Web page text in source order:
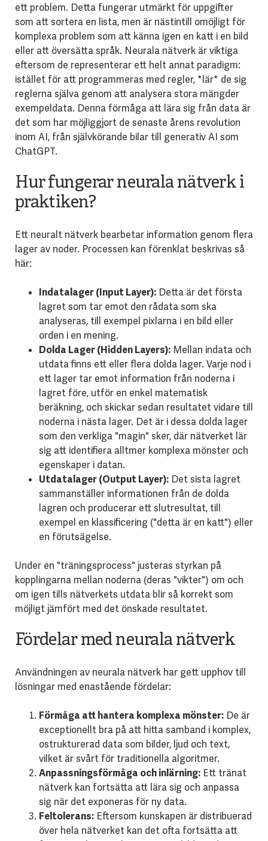
ett problem. Detta fungerar utmärkt för uppgifter
som att sortera en lista, men är nästintill omöjligt för
komplexa problem som att känna igen en katt i en bild
eller att översätta språk. Neurala nätverk är viktiga
eftersom de representerar ett helt annat paradigm:
istället för att programmeras med regler, *lär* de sig
reglerna själva genom att analysera stora mängder
exempeldata. Denna förmåga att lära sig från data är
det som har möjliggjort de senaste årens revolution
inom AI, från självkörande bilar till generativ AI som
ChatGPT.
Hur fungerar neurala nätverk i
praktiken?
Ett neuralt nätverk bearbetar information genom flera
lager av noder. Processen kan förenklat beskrivas så
här:
Indatalager (Input Layer):Detta är det första
lagret som tar emot den rådata som ska
analyseras, till exempel pixlarna i en bild eller
orden i en mening.
Dolda Lager (Hidden Layers):Mellan indata och
utdata finns ett eller flera dolda lager. Varje nod i
ett lager tar emot information från noderna i
lagret före, utför en enkel matematisk
beräkning, och skickar sedan resultatet vidare till
noderna i nästa lager. Det är i dessa dolda lager
som den verkliga "magin" sker, där nätverket lär
sig att identifiera alltmer komplexa mönster och
egenskaper i datan.
Utdatalager (Output Layer):Det sista lagret
sammanställer informationen från de dolda
lagren och producerar ett slutresultat, till
exempel en klassificering ("detta är en katt") eller
en förutsägelse.
Under en "träningsprocess" justeras styrkan på
kopplingarna mellan noderna (deras "vikter") om och
om igen tills nätverkets utdata blir så korrekt som
möjligt jämfört med det önskade resultatet.
Fördelar med neurala nätverk
Användningen av neurala nätverk har gett upphov till
lösningar med enastående fördelar:
Förmåga att hantera komplexa mönster:De är
exceptionellt bra på att hitta samband i komplex,
ostrukturerad data som bilder, ljud och text,
vilket är svårt för traditionella algoritmer.
Anpassningsförmåga och inlärning:Ett tränat
nätverk kan fortsätta att lära sig och anpassa
sig när det exponeras för ny data.
Feltolerans:Eftersom kunskapen är distribuerad
över hela nätverket kan det ofta fortsätta att